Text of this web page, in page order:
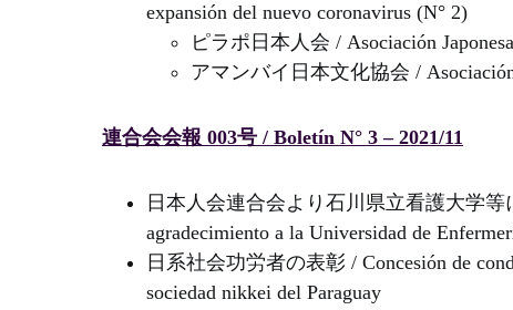
expansión del nuevo coronavirus (N° 2)
ピラポ日本人会 / Asociación
アマンバイ日本文化協会 / Asociación
連合会会報 003号 / Boletín N° 3 – 2021/11
日本人会連合会より石川県立看護大学等
agradecimiento a la Universidad de
日系社会功労者の表彰 / Concesión de
sociedad nikkei del Paraguay